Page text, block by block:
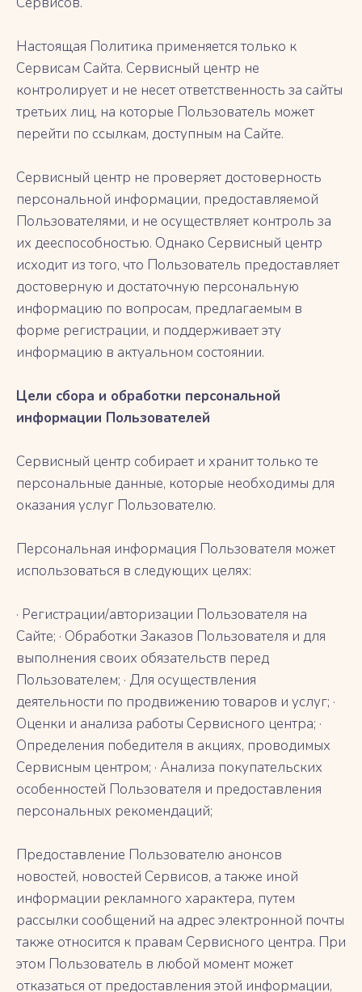
Настоящая Политика применяется только к
Сервисам Сайта. Сервисный центр не
контролирует и не несет ответственность за сайты
третьих лиц, на которые Пользователь может
перейти по ссылкам, доступным на Сайте.
Сервисный центр не проверяет достоверность
персональной информации, предоставляемой
Пользователями, и не осуществляет контроль за
их дееспособностью. Однако Сервисный центр
исходит из того, что Пользователь предоставляет
достоверную и достаточную персональную
информацию по вопросам, предлагаемым в
форме регистрации, и поддерживает эту
информацию в актуальном состоянии.
Цели сбора и обработки персональной
информации Пользователей
Сервисный центр собирает и хранит только те
персональные данные, которые необходимы для
оказания услуг Пользователю.
Персональная информация Пользователя может
использоваться в следующих целях:
· Регистрации/авторизации Пользователя на
Сайте; · Обработки Заказов Пользователя и для
выполнения своих обязательств перед
Пользователем; · Для осуществления
деятельности по продвижению товаров и услуг; ·
Оценки и анализа работы Сервисного центра; ·
Определения победителя в акциях, проводимых
Сервисным центром; · Анализа покупательских
особенностей Пользователя и предоставления
персональных рекомендаций;
Предоставление Пользователю анонсов
новостей, новостей Сервисов, а также иной
информации рекламного характера, путем
рассылки сообщений на адрес электронной почты
также относится к правам Сервисного центра. При
этом Пользователь в любой момент может
отказаться от предоставления этой информации,